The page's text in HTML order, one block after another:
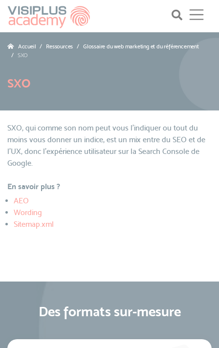
Accueil Ressources
Glossaire du web marketing et du référencement
SXO
SXO
SXO, qui comme son nom peut vous l’indiquer ou tout du
moins vous donner un indice, est un mix entre du SEO et de
l’UX, donc l’expérience utilisateur sur la Search Console de
Google.
En savoir plus ?
AEO
Wording
Sitemap.xml
Des formats sur-mesure